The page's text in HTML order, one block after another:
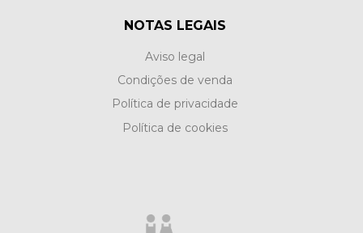
NOTAS LEGAIS
Aviso legal
Condições de venda
Política de privacidade
Política de cookies